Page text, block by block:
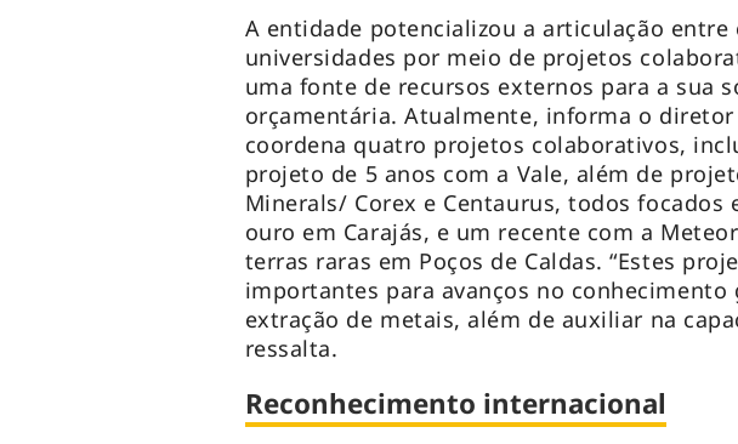
A entidade potencializou a articulação entre
universidades por meio de projetos
uma fonte de recursos externos para a sua
orçamentária. Atualmente, informa o diretor
coordena quatro projetos colaborativos,
projeto de 5 anos com a Vale, além de
Minerals/ Corex e Centaurus, todos focados
ouro em Carajás, e um recente com a
terras raras em Poços de Caldas. “Estes
importantes para avanços no conhecimento
extração de metais, além de auxiliar na
ressalta.
Reconhecimento internacional